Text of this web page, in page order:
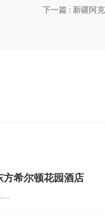
下一篇 : 新疆阿
方希尔顿花园酒店